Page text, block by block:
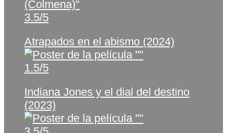
3.5/5
Atrapados en el abismo (2024)
1.5/5
Indiana Jones y el dial del destino
(2023)